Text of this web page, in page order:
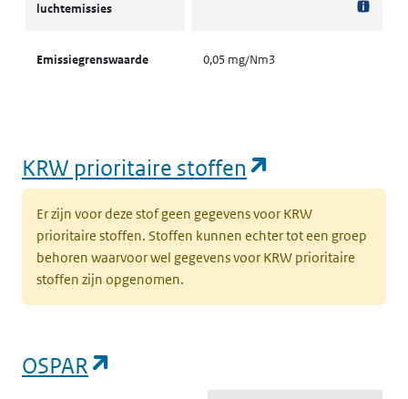
luchtemissies
Emissiegrenswaarde 0,05 mg/Nm3
KRW prioritaire stoffen
Er zijn voor deze stof geen gegevens voor KRW
prioritaire stoffen. Stoffen kunnen echter tot een groep
behoren waarvoor wel gegevens voor KRW prioritaire
stoffen zijn opgenomen.
OSPAR